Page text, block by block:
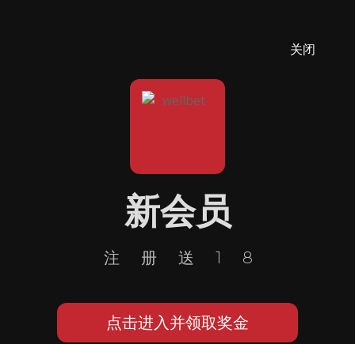
关闭
新会员
注册送18
点击进入并领取奖金